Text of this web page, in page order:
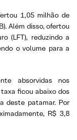
1,05 milhão de
Além disso, ofertou
(LFT), reduzindo a
o volume para a
absorvidas nos
ficou abaixo dos
deste patamar. Por
R$ 3,8